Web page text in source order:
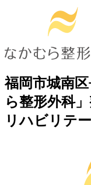
福岡市城南
ら整形外科
リハビリテ